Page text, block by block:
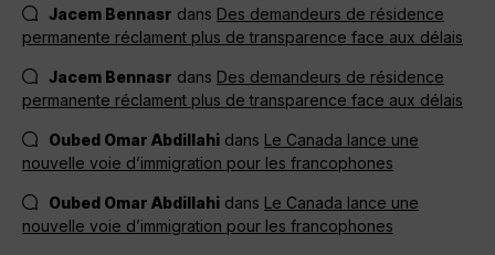
Jacem Bennasr dans Des demandeurs de résidence
permanente réclament plus de transparence face aux délais
Jacem Bennasr dans Des demandeurs de résidence
permanente réclament plus de transparence face aux délais
Oubed Omar Abdillahi dans Le Canada lance une
nouvelle voie d’immigration pour les francophones
Oubed Omar Abdillahi dans Le Canada lance une
nouvelle voie d’immigration pour les francophones